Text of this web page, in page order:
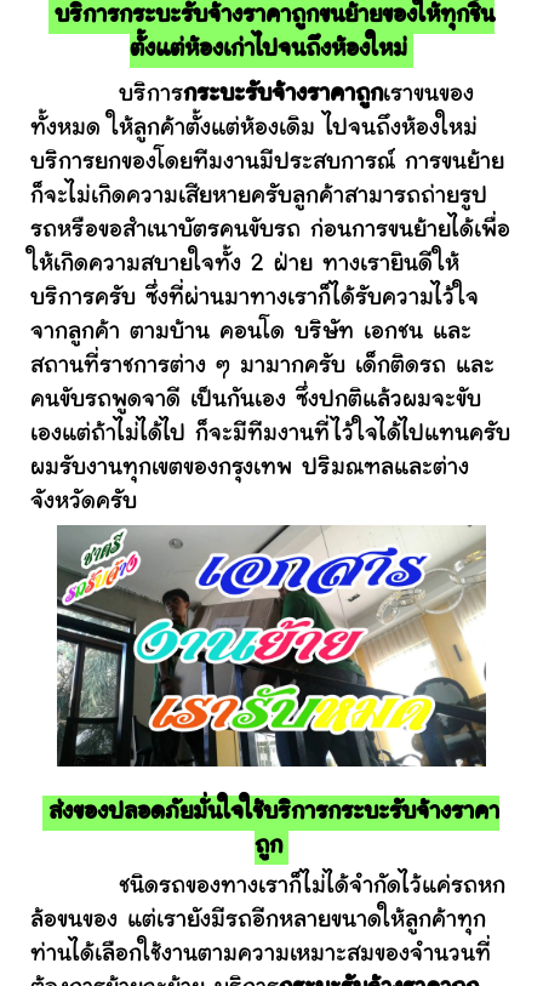
บริการกระบะรับจ้างราคาถูกขนย้ายของให้ทุกชิ้น
ตั้งแต่ห้องเก่าไปจนถึงห้องใหม่
บริการกระบะรับจ้างราคาถูกเราขนของ
ทั้งหมด ให้ลูกค้าตั้งแต่ห้องเดิม ไปจนถึงห้องใหม่
บริการยกของโดยทีมงานมีประสบการณ์ การขนย้าย
ก็จะไม่เกิดความเสียหายครับลูกค้าสามารถถ่ายรูป
รถหรือขอสำเนาบัตรคนขับรถ ก่อนการขนย้ายได้เพื่อ
ให้เกิดความสบายใจทั้ง 2 ฝ่าย ทางเรายินดีให้
บริการครับ ซึ่งที่ผ่านมาทางเราก็ได้รับความไว้ใจ
จากลูกค้า ตามบ้าน คอนโด บริษัท เอกชน และ
สถานที่ราชการต่าง ๆ มามากครับ เด็กติดรถ และ
คนขับรถพูดจาดี เป็นกันเอง ซึ่งปกติแล้วผมจะขับ
เองแต่ถ้าไม่ได้ไป ก็จะมีทีมงานที่ไว้ใจได้ไปแทนครับ
ผมรับงานทุกเขตของกรุงเทพ ปริมณฑลและต่าง
จังหวัดครับ
ส่งของปลอดภัยมั่นใจใช้บริการกระบะรับจ้างราคา
ถูก
ชนิดรถของทางเราก็ไม่ได้จำกัดไว้แค่รถหก
ล้อขนของ แต่เรายังมีรถอีกหลายขนาดให้ลูกค้าทุก
ท่านได้เลือกใช้งานตามความเหมาะสมของจำนวนที่